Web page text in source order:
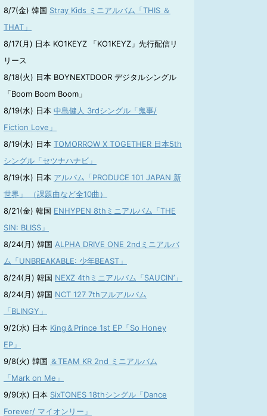
8/7(金) 韓国 Stray Kids ミニアルバム「THIS ＆
THAT」
8/17(月) 日本 KO1KEYZ 「KO1KEYZ」先行配信リ
リース
8/18(火) 日本 BOYNEXTDOOR デジタルシングル
「Boom Boom Boom」
8/19(水) 日本 中島健人 3rdシングル「鬼事/
Fiction Love」
8/19(水) 日本 TOMORROW X TOGETHER 日本5th
シングル「セツナハナビ」
8/19(水) 日本 アルバム「PRODUCE 101 JAPAN 新
世界」 （課題曲など全10曲）
8/21(金) 韓国 ENHYPEN 8thミニアルバム「THE
SIN: BLISS」
8/24(月) 韓国 ALPHA DRIVE ONE 2ndミニアルバ
ム「UNBREAKABLE: 少年BEAST」
8/24(月) 韓国 NEXZ 4thミニアルバム「SAUCIN’」
8/24(月) 韓国 NCT 127 7thフルアルバム
「BLINGY」
9/2(水) 日本 King＆Prince 1st EP「So Honey
EP」
9/8(火) 韓国 ＆TEAM KR 2nd ミニアルバム
「Mark on Me」
9/9(水) 日本 SixTONES 18thシングル「Dance
Forever/ マイオンリー」